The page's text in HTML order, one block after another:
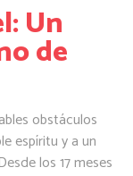
Un
de
obstáculos
espíritu y a un
los 17 meses